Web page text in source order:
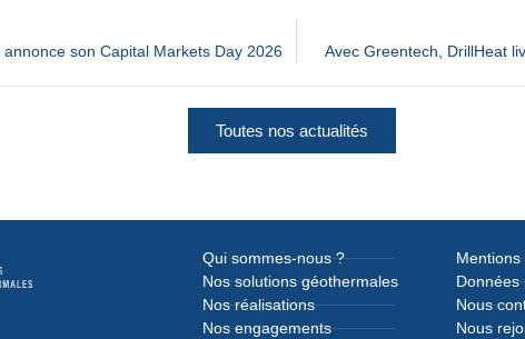
son Capital Markets Day 2026 Avec Greentech, DrillHeat
Toutes nos actualités
Qui sommes-nous ?
Nos solutions géothermales
Nos réalisations
Nos engagements
Mentions
Données
Nous
Nous